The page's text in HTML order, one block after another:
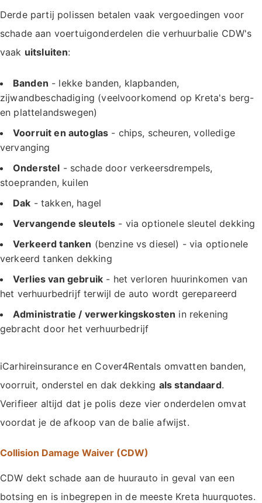
Derde partij polissen betalen vaak vergoedingen voor
schade aan voertuigonderdelen die verhuurbalie CDW's
vaak uitsluiten:
Banden - lekke banden, klapbanden,
zijwandbeschadiging (veelvoorkomend op Kreta's berg-
en plattelandswegen)
Voorruit en autoglas - chips, scheuren, volledige
vervanging
Onderstel - schade door verkeersdrempels,
stoepranden, kuilen
Dak - takken, hagel
Vervangende sleutels - via optionele sleutel dekking
Verkeerd tanken (benzine vs diesel) - via optionele
verkeerd tanken dekking
Verlies van gebruik - het verloren huurinkomen van
het verhuurbedrijf terwijl de auto wordt gerepareerd
Administratie / verwerkingskosten in rekening
gebracht door het verhuurbedrijf
iCarhireinsurance en Cover4Rentals omvatten banden,
voorruit, onderstel en dak dekking als standaard.
Verifieer altijd dat je polis deze vier onderdelen omvat
voordat je de afkoop van de balie afwijst.
Collision Damage Waiver (CDW)
CDW dekt schade aan de huurauto in geval van een
botsing en is inbegrepen in de meeste Kreta huurquotes.